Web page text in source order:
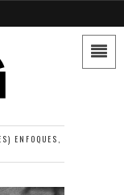
ENFOQUES,